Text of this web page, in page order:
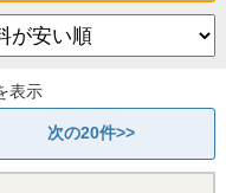
表示
次の20件>>